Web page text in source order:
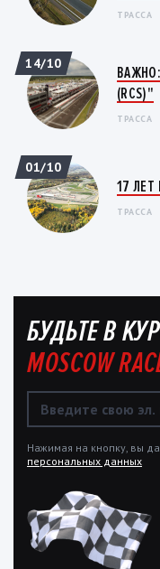
ТРАССА
ВАЖНО:
(RCS)"
ТРАССА
14/10
17 ЛЕТ
ТРАССА
01/10
БУДЬТЕ В
MOSCOW
Нажимая на кнопку, вы
персональных данных